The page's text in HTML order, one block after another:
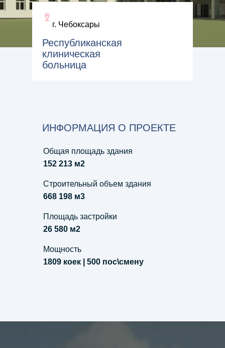
г. Чебоксары
Республиканская
клиническая
больница
ИНФОРМАЦИЯ О ПРОЕКТЕ
1809 коек | 500 пос\смену
Мощность
Площадь застройки
26 580 м2
Строительный объем здания
668 198 м3
152 213 м2
Общая площадь здания